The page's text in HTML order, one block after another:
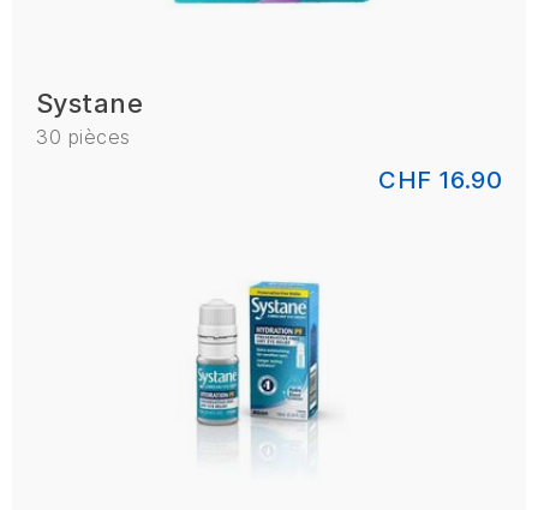
Systane
30 pièces
CHF 16.90